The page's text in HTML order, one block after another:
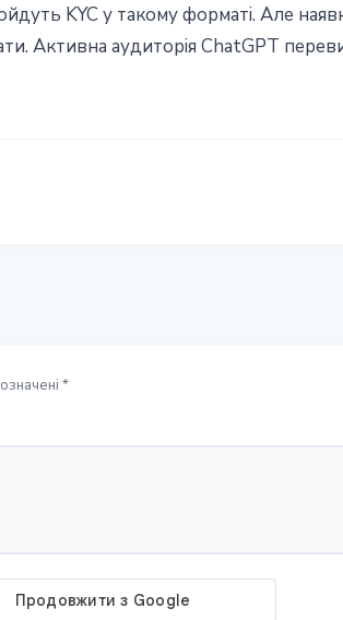
KYC у такому форматі. Але
Активна аудиторія ChatGPT
*